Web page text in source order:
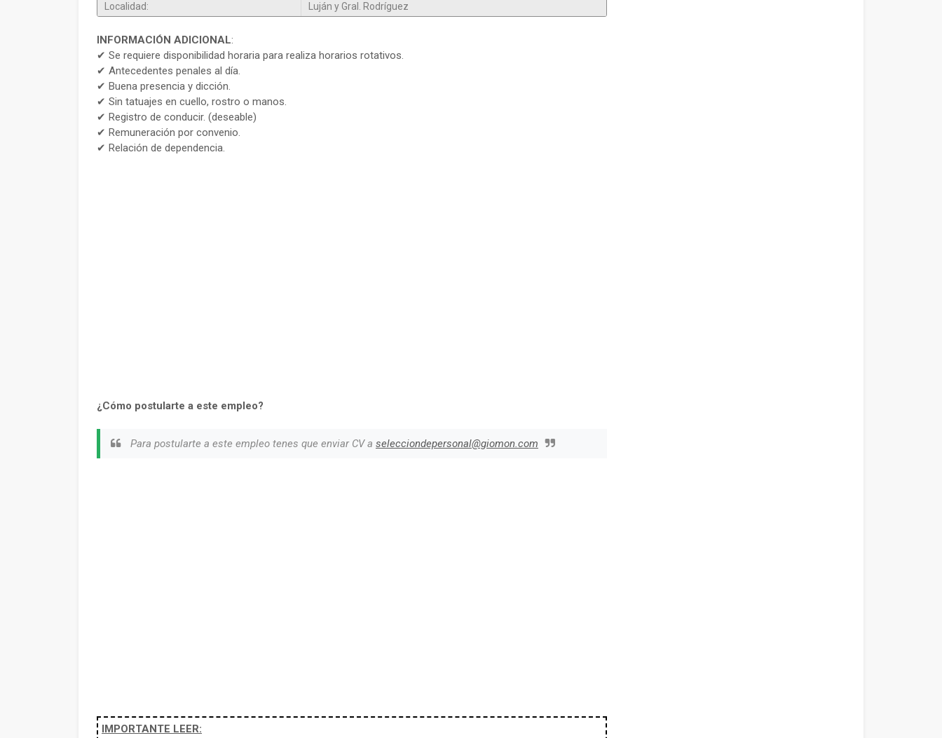
Localidad:
Luján y Gral. Rodríguez
INFORMACIÓN ADICIONAL:
✔ Se requiere disponibilidad horaria para realiza horarios rotativos.
✔ Antecedentes penales al día.
✔ Buena presencia y dicción.
✔ Sin tatuajes en cuello, rostro o manos.
✔ Registro de conducir. (deseable)
✔ Remuneración por convenio.
✔ Relación de dependencia.
¿Cómo postularte a este empleo?
Para postularte a este empleo tenes que enviar CV a selecciondepersonal@giomon.com
IMPORTANTE LEER: